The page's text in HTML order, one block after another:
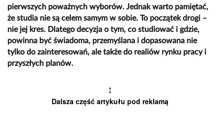
pierwszych poważnych wyborów. Jednak warto pamiętać,
że studia nie są celem samym w sobie. To początek drogi –
nie jej kres. Dlatego decyzja o tym, co studiować i gdzie,
powinna być świadoma, przemyślana i dopasowana nie
tylko do zainteresowań, ale także do realiów rynku pracy i
przyszłych planów.
↕
Dalsza część artykułu pod reklamą